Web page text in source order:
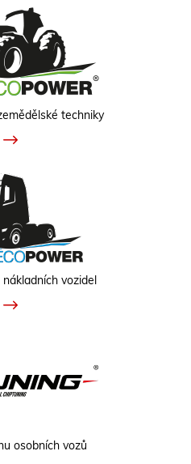
techniky
vozidel
osobních vozů